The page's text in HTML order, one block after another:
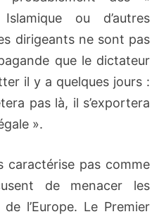
ou d’autres
dirigeants ne sont pas
que le dictateur
il y a quelques jours :
pas là, il s’exportera
».
caractérise pas comme
de menacer les
l’Europe. Le Premier